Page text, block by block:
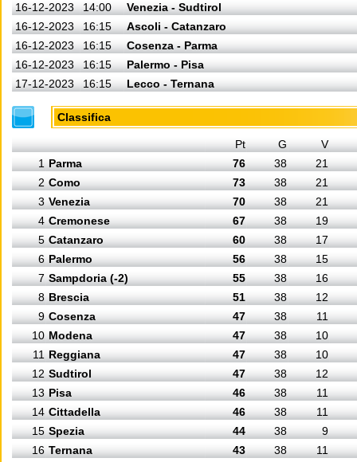
16-12-2023
14:00
Venezia - Sudtirol
16-12-2023
16:15
Ascoli - Catanzaro
16-12-2023
16:15
Cosenza - Parma
16-12-2023
16:15
Palermo - Pisa
17-12-2023
16:15 Lecco - Ternana
Classifica
Pt G
V
1 Parma 76 38
21
2 Como 73 38
21
3 Venezia 70 38
21
4 Cremonese 67 38
19
5 Catanzaro 60 38
17
6 Palermo 56 38
15
7 Sampdoria (-2) 55 38
16
8 Brescia 51 38
12
9 Cosenza 47 38
11
10 Modena 47 38
10
11 Reggiana 47 38
10
12 Sudtirol 47 38
12
13 Pisa 46 38
11
14 Cittadella 46 38
11
15 Spezia 44 38
9
16 Ternana 43 38
11